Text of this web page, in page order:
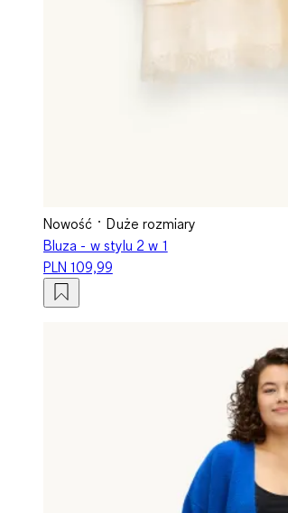
Nowość
Duże rozmiary
Bluza - w stylu 2 w 1
PLN 109,99